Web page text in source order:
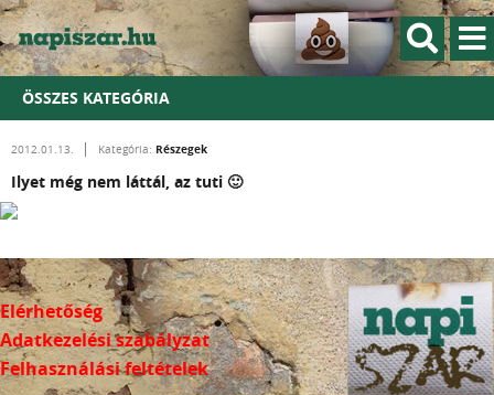
ÖSSZES KATEGÓRIA
2012.01.13. Kategória: Részegek
Ilyet még nem láttál, az tuti 🙂
Elérhetőség
Adatkezelési szabályzat
Felhasználási feltételek